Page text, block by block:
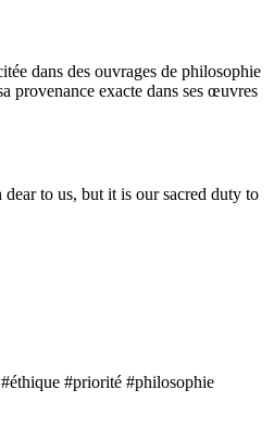
dans des ouvrages de philosophie
provenance exacte dans ses œuvres
to us, but it is our sacred duty to
#éthique #priorité #philosophie